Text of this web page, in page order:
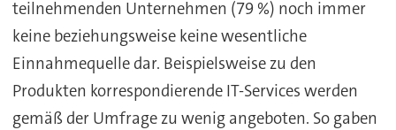
teilnehmenden Unternehmen (79 %) noch immer
keine beziehungsweise keine wesentliche
Einnahmequelle dar. Beispielsweise zu den
Produkten korrespondierende IT-Services werden
gemäß der Umfrage zu wenig angeboten. So gaben